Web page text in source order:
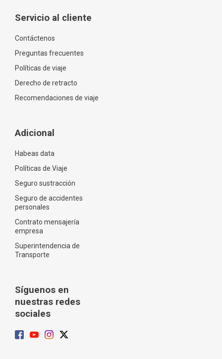
Servicio al cliente
Contáctenos
Preguntas frecuentes
Políticas de viaje
Derecho de retracto
Recomendaciones de viaje
Adicional
Habeas data
Políticas de Viaje
Seguro sustracción
Seguro de accidentes
personales
Contrato mensajería
empresa
Superintendencia de
Transporte
Síguenos en
nuestras redes
sociales